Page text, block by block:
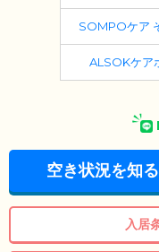
SOMPOケア
ALSOKケア
空き状況を知る
入居